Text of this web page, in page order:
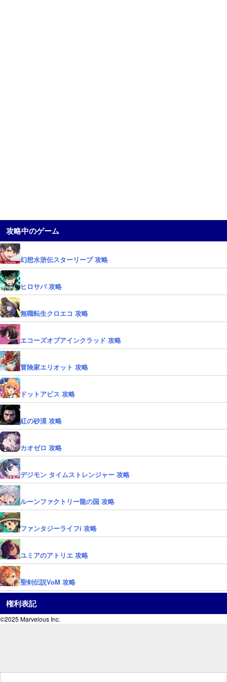
攻略中のゲーム
幻想水滸伝スターリープ 攻略
ヒロサバ 攻略
無職転生クロエコ 攻略
エコーズオブアインクラッド 攻略
冒険家エリオット 攻略
ドットアビス 攻略
紅の砂漠 攻略
カオゼロ 攻略
デジモン タイムストレンジャー 攻略
ルーンファクトリー龍の国 攻略
ファンタジーライフi 攻略
ユミアのアトリエ 攻略
聖剣伝説VoM 攻略
権利表記
©2025 Marvelous Inc.